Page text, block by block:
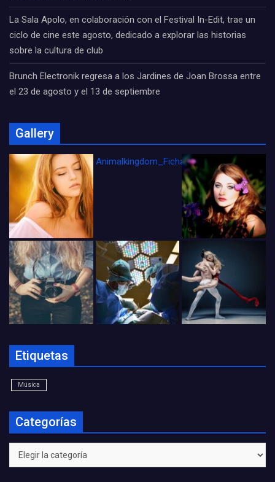
La Sala Apolo, en colaboración con el Festival In-Edit, trae un
ciclo de cine este agosto, dedicado a explorar las historias
sobre la cultura de club
Brunch Electronik regresa a los Jardines de Joan Brossa entre
el 23 de agosto y el 13 de septiembre
Gallery
Animalkingdom_FichaCine
Etiquetas
Música
Categorías
Categorías